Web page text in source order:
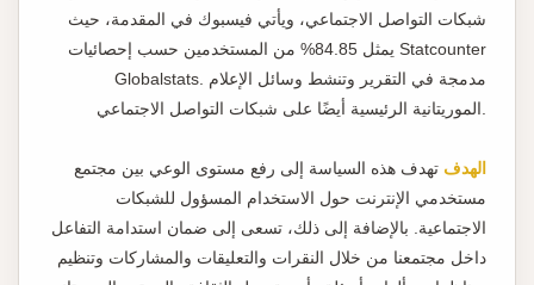
شبكات التواصل الاجتماعي، ويأتي فيسبوك في المقدمة، حيث
يمثل 84.85% من المستخدمين حسب إحصائيات Statcounter
Globalstats. مدمجة في التقرير وتنشط وسائل الإعلام
الهدف تهدف هذه السياسة إلى رفع مستوى الوعي بين مجتمع
مستخدمي الإنترنت حول الاستخدام المسؤول للشبكات
الاجتماعية. بالإضافة إلى ذلك، تسعى إلى ضمان استدامة التفاعل
داخل مجتمعنا من خلال النقرات والتعليقات والمشاركات وتنظيم